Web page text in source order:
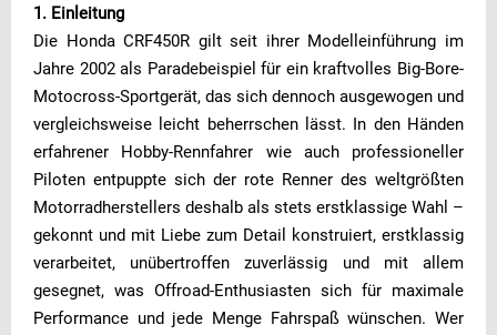
1. Einleitung
Die Honda CRF450R gilt seit ihrer Modelleinführung im
Jahre 2002 als Paradebeispiel für ein kraftvolles Big-Bore-
Motocross-Sportgerät, das sich dennoch ausgewogen und
vergleichsweise leicht beherrschen lässt. In den Händen
erfahrener Hobby-Rennfahrer wie auch professioneller
Piloten entpuppte sich der rote Renner des weltgrößten
Motorradherstellers deshalb als stets erstklassige Wahl –
gekonnt und mit Liebe zum Detail konstruiert, erstklassig
verarbeitet, unübertroffen zuverlässig und mit allem
gesegnet, was Offroad-Enthusiasten sich für maximale
Performance und jede Menge Fahrspaß wünschen. Wer